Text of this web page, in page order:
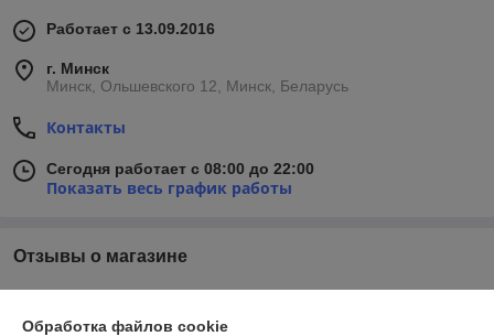
Работает с 13.09.2016
г. Минск
Минск, Ольшевского 12, Минск, Беларусь
Контакты
Сегодня работает с 08:00 до 22:00
Показать весь график работы
Отзывы о магазине
Обработка файлов cookie